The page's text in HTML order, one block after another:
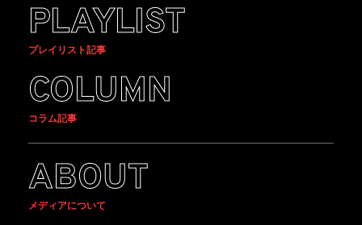
PLAYLIST
プレイリスト記事
COLUMN
コラム記事
ABOUT
メディアについて